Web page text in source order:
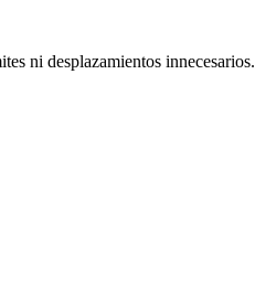
ni desplazamientos innecesarios.